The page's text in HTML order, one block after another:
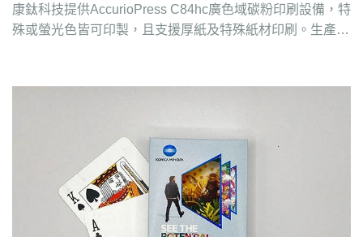
康鈦科技提供AccurioPress C84hc廣色域碳粉印刷設備，特
殊或螢光色皆可印製，且支援厚紙及特殊紙材印刷。生產型